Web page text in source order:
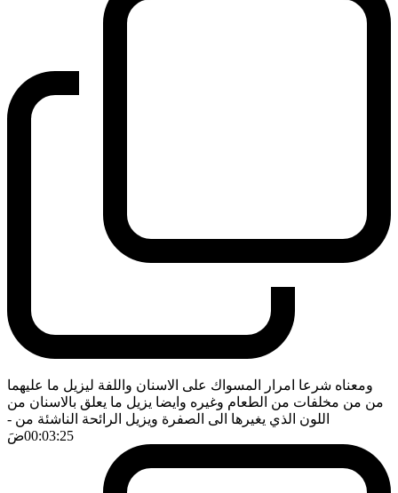
ومعناه شرعا امرار المسواك على الاسنان واللفة ليزيل ما عليهما
من من مخلفات من الطعام وغيره وايضا يزيل ما يعلق بالاسنان من
اللون الذي يغيرها الى الصفرة ويزيل الرائحة الناشئة من -
00:03:25ضَ